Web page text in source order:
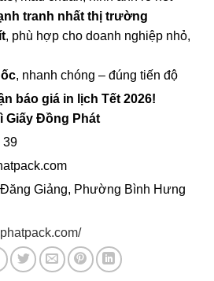
tranh nhất thị trường
, phù hợp cho doanh nghiệp nhỏ,
, nhanh chóng – đúng tiến độ
báo giá in lịch Tết 2026!
Giấy Đồng Phát
39
Giảng, Phường Bình Hưng